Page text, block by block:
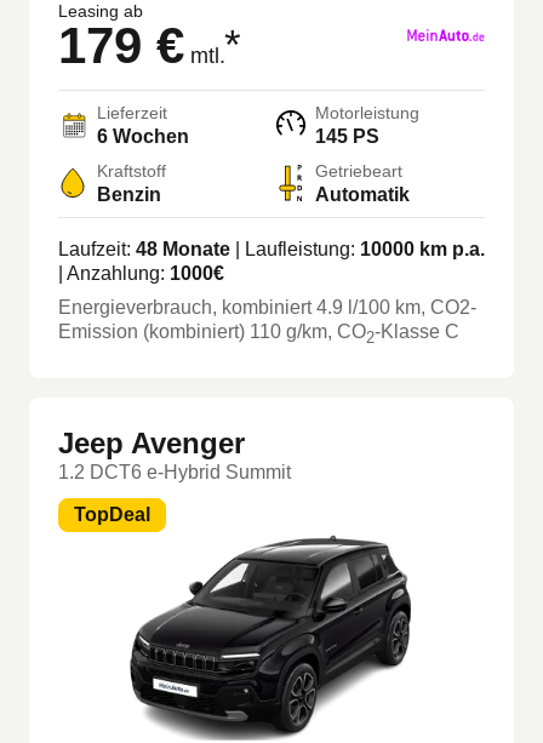
Leasing ab
179 € mtl.*
Lieferzeit
6 Wochen
Motorleistung
145 PS
Kraftstoff
Benzin
Getriebeart
Automatik
Laufzeit: 48 Monate | Laufleistung: 10000 km p.a.
| Anzahlung: 1000€
Energieverbrauch, kombiniert4.9 l/100 km, CO2-
Emission (kombiniert) 110 g/km, CO2-Klasse C
Jeep Avenger
1.2 DCT6 e-Hybrid Summit
TopDeal